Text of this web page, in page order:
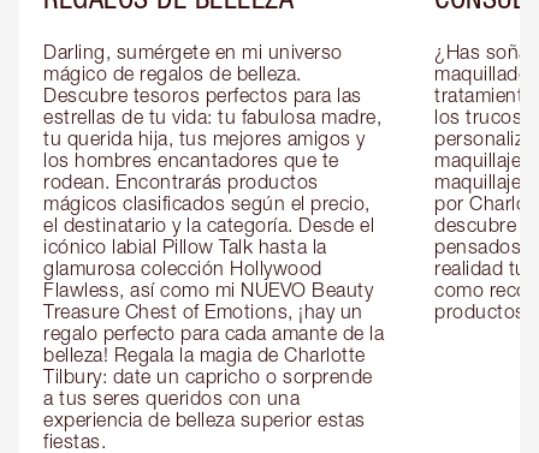
Darling, sumérgete en mi universo
mágico de regalos de belleza.
Descubre tesoros perfectos para las
estrellas de tu vida: tu fabulosa madre,
tu querida hija, tus mejores amigos y
los hombres encantadores que te
rodean. Encontrarás productos
mágicos clasificados según el precio,
el destinatario y la categoría. Desde el
icónico labial Pillow Talk hasta la
glamurosa colección Hollywood
Flawless, así como mi NUEVO Beauty
Treasure Chest of Emotions, ¡hay un
regalo perfecto para cada amante de la
belleza! Regala la magia de Charlotte
Tilbury: date un capricho o sorprende
a tus seres queridos con una
experiencia de belleza superior estas
fiestas.
¿Has
los trucos?
maquillaje
maquillaje
por
descubre
pensados
realidad
como
productos